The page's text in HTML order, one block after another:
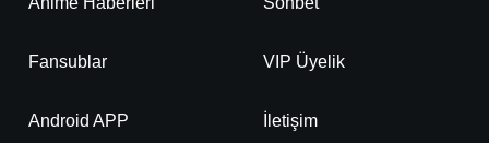
Fansublar VIP Üyelik
Android APP İletişim